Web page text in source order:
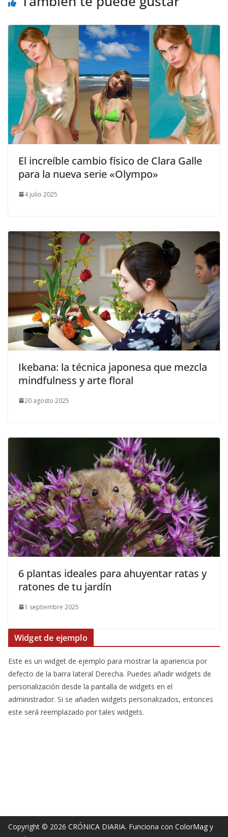
El increíble cambio físico de Clara Galle
para la nueva serie «Olympo»
4 julio 2025
Ikebana: la técnica japonesa que mezcla
mindfulness y arte floral
20 agosto 2025
6 plantas ideales para ahuyentar ratas y
ratones de tu jardín
1 septiembre 2025
Widget de ejemplo
Este es un widget de ejemplo para mostrar la apariencia por
defecto de la barra lateral Derecha. Puedes añadir widgets de
personalización desde la pantalla de widgets en el
administrador. Si se añaden widgets personalizados, entonces
este será reemplazado por tales widgets.
Copyright © 2026 CRÓNICA DIARIA. Funciona con ColorMag y